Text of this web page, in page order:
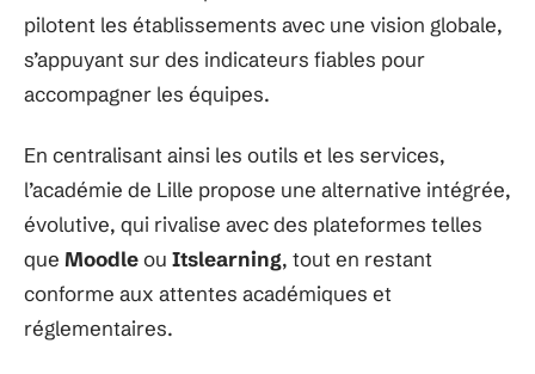
pilotent les établissements avec une vision globale,
s’appuyant sur des indicateurs fiables pour
accompagner les équipes.
En centralisant ainsi les outils et les services,
l’académie de Lille propose une alternative intégrée,
évolutive, qui rivalise avec des plateformes telles
que Moodleou Itslearning, tout en restant
conforme aux attentes académiques et
réglementaires.